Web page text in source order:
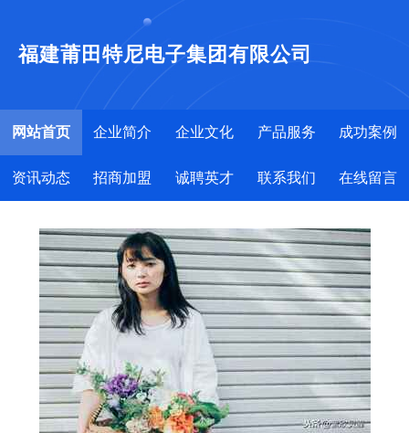
福建莆田特尼电子集团有限公司
网站首页 企业简介 企业文化 产品服务 成功案例
资讯动态 招商加盟 诚聘英才 联系我们 在线留言